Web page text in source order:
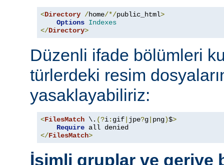
<Directory /home/*/public_html>
Options Indexes
</Directory>
Düzenli ifade bölümleri
türlerdeki resim
yasaklayabiliriz:
<FilesMatch \. (?i: gif jpe?g png)$>
Require
</FilesMatch>
İsimli gruplar ve geriye